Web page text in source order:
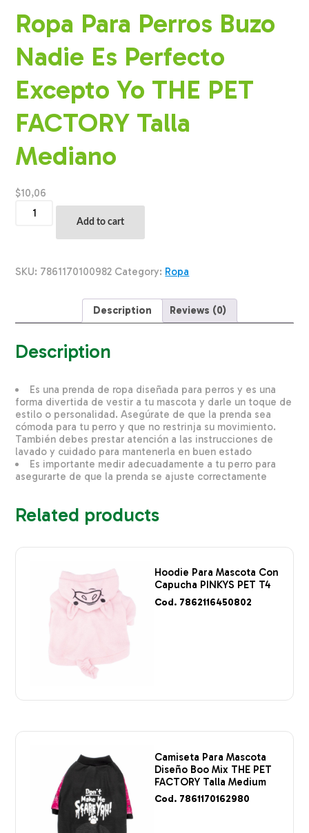
Ropa Para Perros Buzo
Nadie Es Perfecto
Excepto Yo THE PET
FACTORY Talla
Mediano
$10,06
Para
Es
FACTORY
Talla
Add to cart
SKU: 7861170100982 Category: Ropa
Description Reviews (0)
Description
Es una prenda de ropa diseñada para perros y es una
forma divertida de vestir a tu mascota y darle un toque de
estilo o personalidad. Asegúrate de que la prenda sea
cómoda para tu perro y que no restrinja su movimiento.
También debes prestar atención a las instrucciones de
lavado y cuidado para mantenerla en buen estado
Es importante medir adecuadamente a tu perro para
asegurarte de que la prenda se ajuste correctamente
Related products
Hoodie Para Mascota Con
Capucha PINKYS PET T4
Cod. 7862116450802
Camiseta Para Mascota
Diseño Boo Mix THE PET
FACTORY Talla Medium
Cod. 7861170162980